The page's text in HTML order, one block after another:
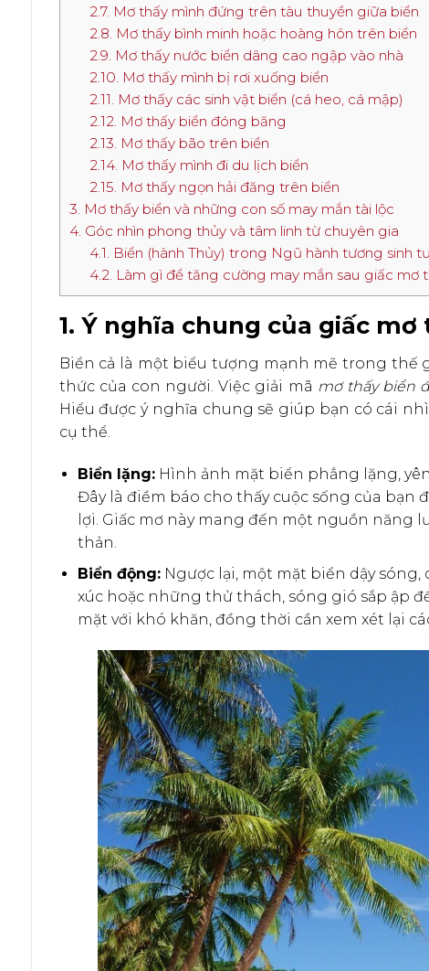
2.7. Mơ thấy mình đứng trên tàu thuyền giữa biển
2.8. Mơ thấy bình minh hoặc hoàng hôn trên biển
2.9. Mơ thấy nước biển dâng cao ngập vào nhà
2.10. Mơ thấy mình bị rơi xuống biển
2.11. Mơ thấy các sinh vật biển (cá heo, cá mập)
2.12. Mơ thấy biển đóng băng
2.13. Mơ thấy bão trên biển
2.14. Mơ thấy mình đi du lịch biển
2.15. Mơ thấy ngọn hải đăng trên biển
3. Mơ thấy biển và những con số may mắn tài lộc
4. Góc nhìn phong thủy và tâm linh từ chuyên gia
4.1. Biển (hành Thủy) trong Ngũ hành tương sinh
4.2. Làm gì để tăng cường may mắn sau giấc mơ
1. Ý nghĩa chung của giấc mơ
Biển cả là một biểu tượng mạnh mẽ trong thế
thức của con người. Việc giải mã mơ thấy biển
Hiểu được ý nghĩa chung sẽ giúp bạn có cái
cụ thể.
Biển lặng: Hình ảnh mặt biển phẳng lặng,
Đây là điềm báo cho thấy cuộc sống của bạn
lợi. Giấc mơ này mang đến một nguồn
thản.
Biển động: Ngược lại, một mặt biển dậy
xúc hoặc những thử thách, sóng gió sắp ập
mặt với khó khăn, đồng thời cần xem xét lại